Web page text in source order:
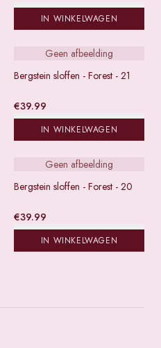
IN WINKELWAGEN
Geen afbeelding
Bergstein sloffen - Forest - 21
€39.99
IN WINKELWAGEN
Geen afbeelding
Bergstein sloffen - Forest - 20
€39.99
IN WINKELWAGEN